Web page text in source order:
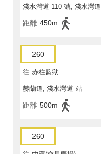
淺水灣道 110 號, 淺水灣道
距離 450m
260
往 赤柱監獄
赫蘭道, 淺水灣道 站
距離 500m
260